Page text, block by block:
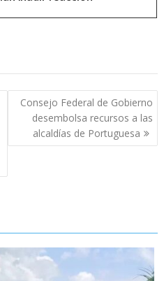
Consejo Federal de Gobierno
desembolsa recursos a las
alcaldías de Portuguesa